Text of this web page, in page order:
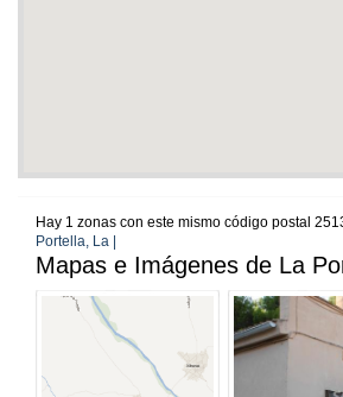
Hay 1 zonas con este mismo código postal
Portella, La |
Mapas e Imágenes de La